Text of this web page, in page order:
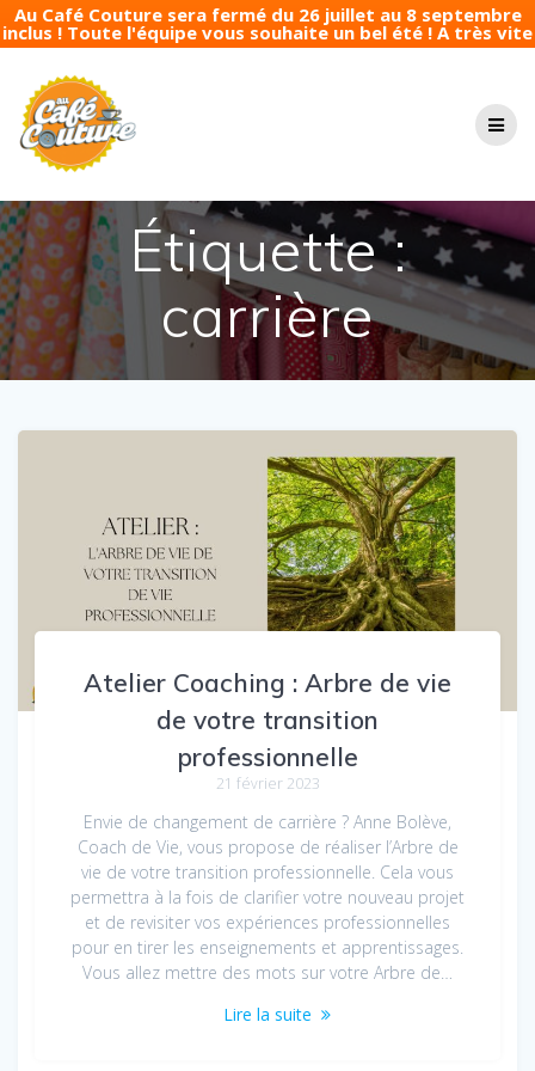
Au Café Couture sera fermé du 26 juillet au 8 septembre
inclus ! Toute l'équipe vous souhaite un bel été ! A très vite
Étiquette :
carrière
Atelier Coaching : Arbre de vie
de votre transition
professionnelle
21 février 2023
Envie de changement de carrière ? Anne Bolève,
Coach de Vie, vous propose de réaliser l’Arbre de
vie de votre transition professionnelle. Cela vous
permettra à la fois de clarifier votre nouveau projet
et de revisiter vos expériences professionnelles
pour en tirer les enseignements et apprentissages.
Vous allez mettre des mots sur votre Arbre de…
Lire la suite